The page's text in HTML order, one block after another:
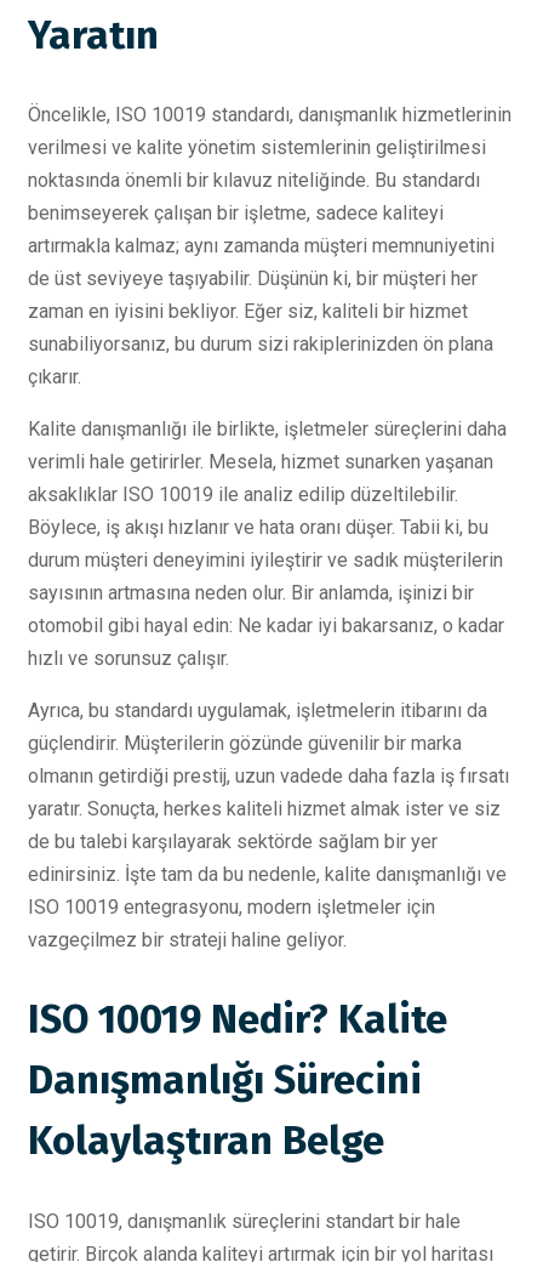
Yaratın
Öncelikle, ISO 10019 standardı, danışmanlık hizmetlerinin
verilmesi ve kalite yönetim sistemlerinin geliştirilmesi
noktasında önemli bir kılavuz niteliğinde. Bu standardı
benimseyerek çalışan bir işletme, sadece kaliteyi
artırmakla kalmaz; aynı zamanda müşteri memnuniyetini
de üst seviyeye taşıyabilir. Düşünün ki, bir müşteri her
zaman en iyisini bekliyor. Eğer siz, kaliteli bir hizmet
sunabiliyorsanız, bu durum sizi rakiplerinizden ön plana
çıkarır.
Kalite danışmanlığı ile birlikte, işletmeler süreçlerini daha
verimli hale getirirler. Mesela, hizmet sunarken yaşanan
aksaklıklar ISO 10019 ile analiz edilip düzeltilebilir.
Böylece, iş akışı hızlanır ve hata oranı düşer. Tabii ki, bu
durum müşteri deneyimini iyileştirir ve sadık müşterilerin
sayısının artmasına neden olur. Bir anlamda, işinizi bir
otomobil gibi hayal edin: Ne kadar iyi bakarsanız, o kadar
hızlı ve sorunsuz çalışır.
Ayrıca, bu standardı uygulamak, işletmelerin itibarını da
güçlendirir. Müşterilerin gözünde güvenilir bir marka
olmanın getirdiği prestij, uzun vadede daha fazla iş fırsatı
yaratır. Sonuçta, herkes kaliteli hizmet almak ister ve siz
de bu talebi karşılayarak sektörde sağlam bir yer
edinirsiniz. İşte tam da bu nedenle, kalite danışmanlığı ve
ISO 10019 entegrasyonu, modern işletmeler için
vazgeçilmez bir strateji haline geliyor.
ISO 10019 Nedir? Kalite
Danışmanlığı Sürecini
Kolaylaştıran Belge
ISO 10019, danışmanlık süreçlerini standart bir hale
getirir. Birçok alanda kaliteyi artırmak için bir yol haritası